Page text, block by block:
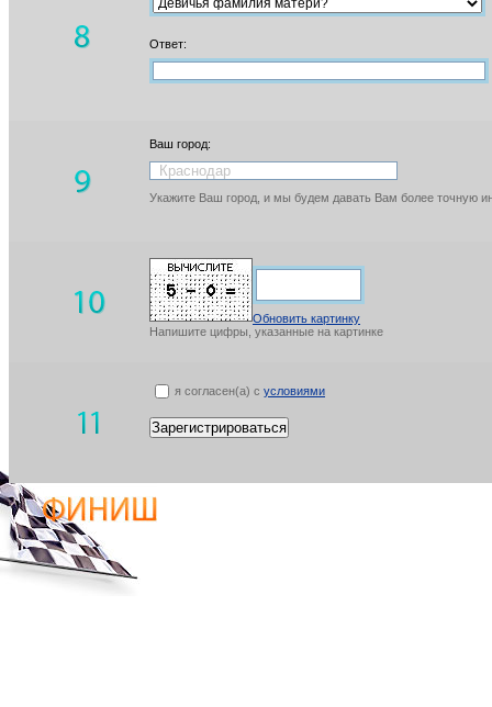
Ответ:
Ваш город:
Укажите Ваш город, и мы будем давать Вам более точную
Обновить картинку
Напишите цифры, указанные на картинке
я согласен(а) с условиями
Зарегистрироваться